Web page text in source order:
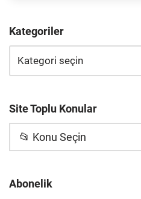
Kategoriler
Site Toplu Konular
📂 Konu Seçin
Abonelik